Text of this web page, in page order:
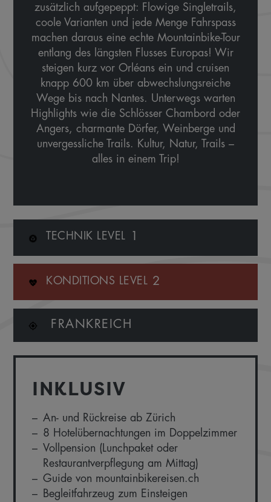
zusätzlich aufgepeppt: Flowige Singletrails,
coole Varianten und jede Menge Fahrspass
machen daraus eine echte Mountainbike-Tour
entlang des längsten Flusses Europas! Wir
steigen kurz vor Orléans ein und cruisen
knapp 600 km über abwechslungsreiche
Wege bis nach Nantes. Unterwegs warten
Highlights wie die Schlösser Chambord oder
Angers, charmante Dörfer, Weinberge und
unvergessliche Trails. Kultur, Natur, Trails –
alles in einem Trip!
TECHNIK LEVEL 1
KONDITIONS LEVEL 2
FRANKREICH
INKLUSIV
An- und Rückreise ab Zürich
8 Hotelübernachtungen im Doppelzimmer
Vollpension (Lunchpaket oder
Restaurantverpflegung am Mittag)
Guide von mountainbikereisen.ch
Begleitfahrzeug zum Einsteigen